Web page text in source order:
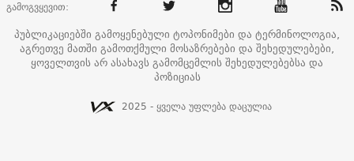
გამოგვყევით:
პუბლიკაციებში გამოყენებული ტოპონიმები და ტერმინოლოგია,
აგრეთვე მათში გამოთქმული მოსაზრებები და შეხედულებები,
ყოველთვის არ ასახავს გამომცემლის შეხედულებებსა და
პოზიციას
2025 - ყველა უფლება დაცულია